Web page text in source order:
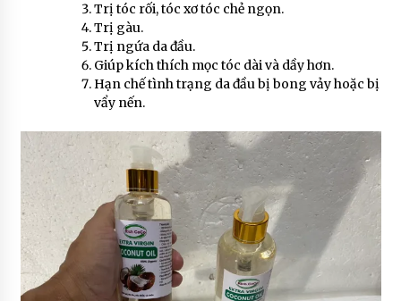
Trị tóc rối, tóc xơ tóc chẻ ngọn.
Trị gàu.
Trị ngứa da đầu.
Giúp kích thích mọc tóc dài và dầy hơn.
Hạn chế tình trạng da đầu bị bong vảy hoặc bị
vẩy nến.